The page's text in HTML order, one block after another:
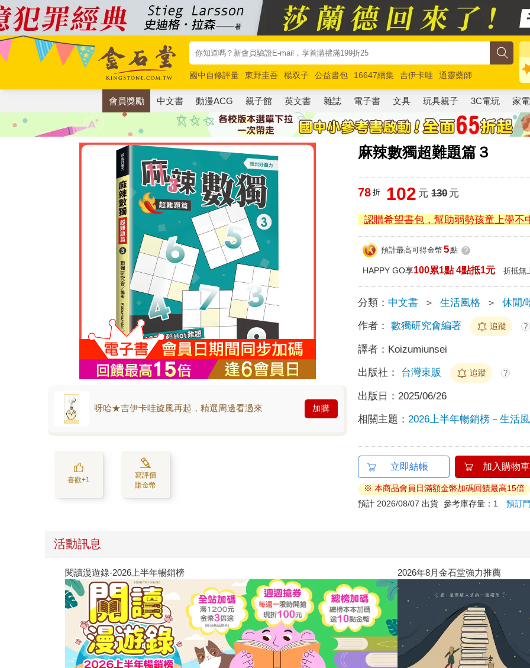
國中自修評量 東野圭吾 楊双子 公益書包 16647續集 吉伊卡哇
通靈藥師
唯紅花綻放
奧德賽 路邊攤新作 馬斯克 玩具總動員5 超慢跑
會員獎勵 中文書 動漫ACG 親子館 英文書 雜誌 電子書 文具 玩具親子 3C電玩 家電
麻辣數獨超難題篇３
呀哈★吉伊卡哇旋風再起，精選周邊看過來 加購
喜歡+1
寫評價
賺金幣
78 折 102 元 130元
認購希望書包，幫助弱勢孩童上學不
預計最高可得金幣 5點 ?
HAPPY GO享100累1點 4點抵1元 折抵無
分類： 中文書 ＞ 生活風格 ＞ 休閒/
作者： 數獨研究會編著 追蹤 ?
譯者： Koizumiunsei
出版社： 台灣東販 追蹤 ?
出版日： 2025/06/26
相關主題： 2026上半年暢銷榜－生活
立即結帳 加入購物車
※ 本商品會員日滿額金幣加碼回饋最高15倍
預計 2026/08/07 出貨 參考庫存量：1預訂
活動訊息
閱讀漫遊錄-2026上半年暢銷榜 2026年8月金石堂強力推薦